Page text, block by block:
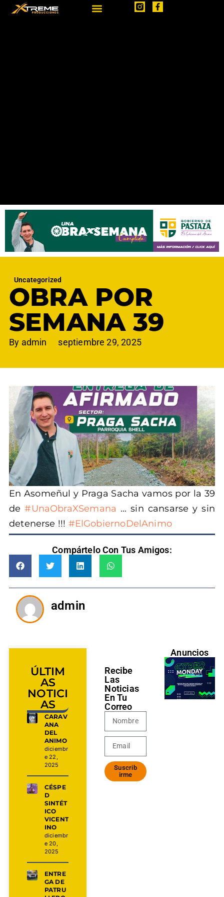
Uncategorized
OBRA POR
SEMANA 39
By admin septiembre 29, 2025
En Asomeñul y Praga Sacha vamos por la 39
de#UnaObraXSemana … sin cansarse y sin
detenerse !!! #ElGobiernoDelAnimo
Compártelo Con Tus Amigos:
admin
ÚLTIM
AS
NOTICI
AS
CARAV
ANA
DEL
ANIMO
diciembr
e 22,
2025
CÉSPE
D
SINTÉT
ICO
VICENT
INO
diciembr
e 20,
2025
ENTRE
GA DE
PATRU
Recibe
Las
Noticias
En Tu
Correo
Suscrib
irme
Anuncios